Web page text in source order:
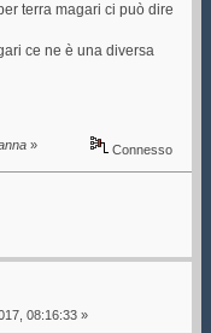
terra magari ci può dire
ce ne è una diversa
» Connesso
08:16:33 »